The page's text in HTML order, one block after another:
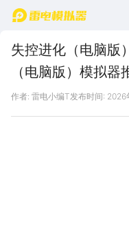
首页
失控进化（电脑版
（电脑版）模拟器
作者: 雷电小编T发布时间: